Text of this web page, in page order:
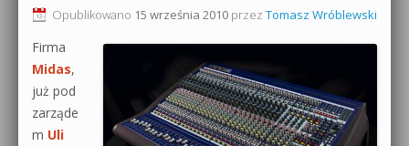
Opublikowano 15 września 2010 przez Tomasz Wróblewski
Firma
Midas,
już pod
zarząde
m Uli